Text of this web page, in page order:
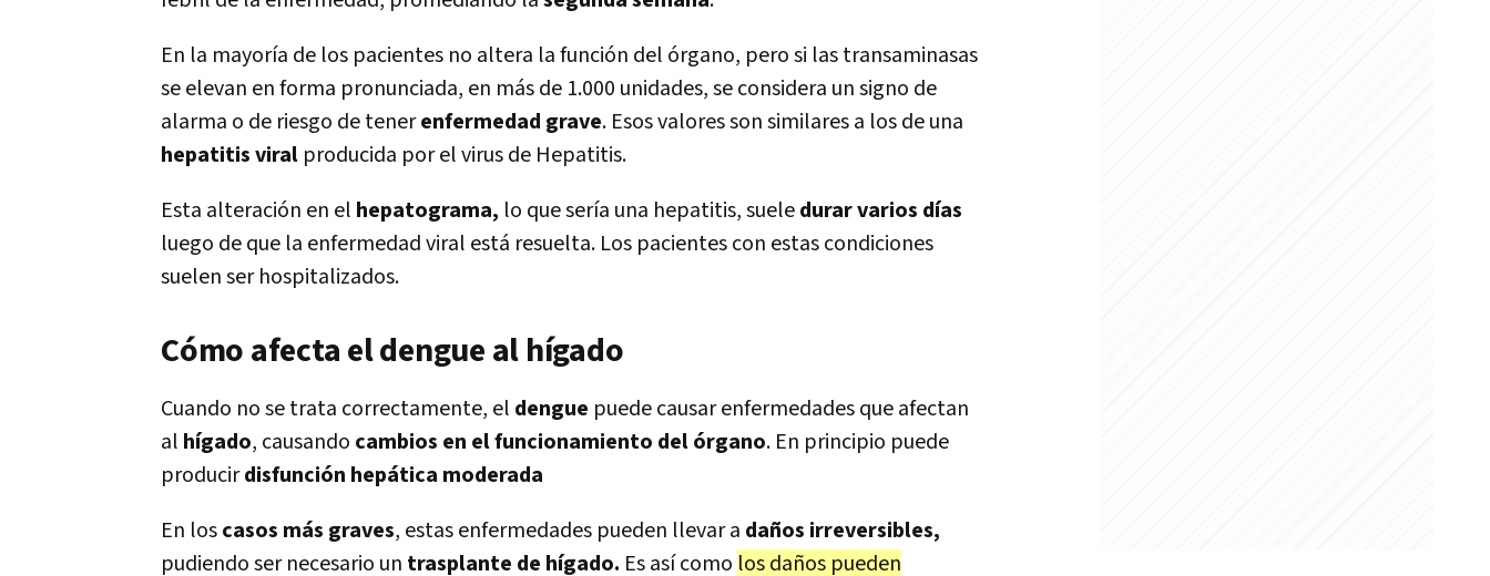
En la mayoría de los pacientes no altera la función del órgano, pero si las transaminasas
se elevan en forma pronunciada, en más de 1.000 unidades, se considera un signo de
alarma o de riesgo de tenerenfermedad grave. Esos valores son similares a los de una
hepatitis viral producida por el virus de Hepatitis.
Esta alteración en el hepatograma, lo que sería una hepatitis, sueledurar varios días
luego de que la enfermedad viral está resuelta. Los pacientes con estas condiciones
suelen ser hospitalizados.
Cómo afecta el dengue al hígado
Cuando no se trata correctamente, el dengue puede causar enfermedades que afectan
al hígado, causando cambios en el funcionamiento del órgano. En principio puede
producirdisfunción hepática moderada
En loscasos más graves, estas enfermedades pueden llevar a daños irreversibles,
pudiendo ser necesario un trasplante de hígado. Es así como los daños pueden